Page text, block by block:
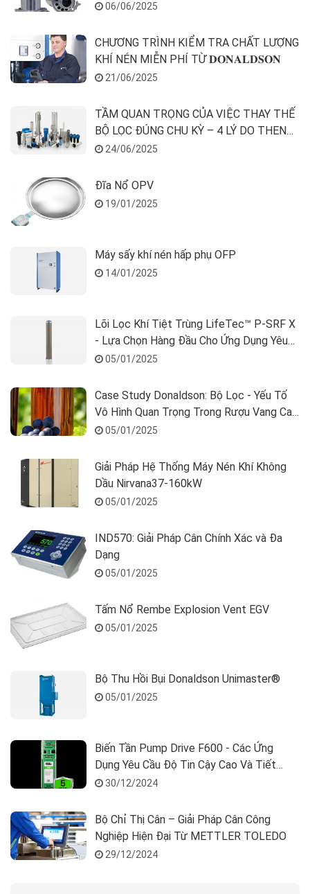
06/06/2025
CHƯƠNG TRÌNH KIỂM TRA CHẤT LƯỢNG
KHÍ NÉN MIỄN PHÍ TỪ 𝐃𝐎𝐍𝐀𝐋𝐃𝐒𝐎𝐍
21/06/2025
TẦM QUAN TRỌNG CỦA VIỆC THAY THẾ
BỘ LỌC ĐÚNG CHU KỲ – 4 LÝ DO THEN
CHỐT
24/06/2025
Đĩa Nổ OPV
19/01/2025
Máy sấy khí nén hấp phụ OFP
14/01/2025
Lõi Lọc Khí Tiệt Trùng LifeTec™ P-SRF X
- Lựa Chọn Hàng Đầu Cho Ứng Dụng Yêu
Cầu Cao
05/01/2025
Case Study Donaldson: Bộ Lọc - Yếu Tố
Vô Hình Quan Trọng Trong Rượu Vang Cao
Cấp05/01/2025
Giải Pháp Hệ Thống Máy Nén Khí Không
Dầu Nirvana37-160kW
05/01/2025
IND570: Giải Pháp Cân Chính Xác và Đa
Dạng
05/01/2025
Tấm Nổ Rembe Explosion Vent EGV
05/01/2025
Bộ Thu Hồi Bụi Donaldson Unimaster®
05/01/2025
Biến Tần Pump Drive F600 - Các Ứng
Dụng Yêu Cầu Độ Tin Cậy Cao Và Tiết
Kiệm Năng Lượng
30/12/2024
Bộ Chỉ Thị Cân – Giải Pháp Cân Công
Nghiệp Hiện Đại Từ METTLER TOLEDO
29/12/2024